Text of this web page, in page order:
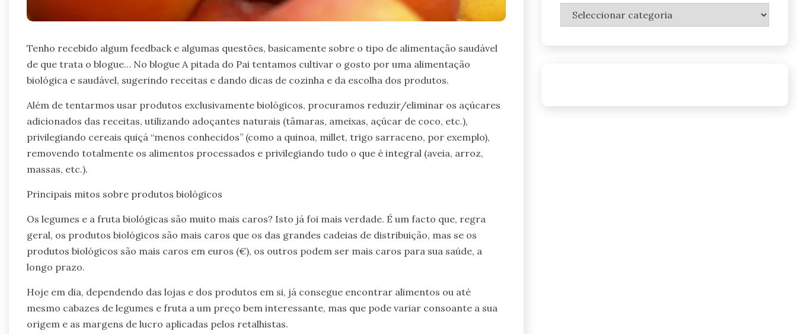
Tenho recebido algum feedback e algumas questões, basicamente sobre o tipo de alimentação saudável
de que trata o blogue… No blogue A pitada do Pai tentamos cultivar o gosto por uma alimentação
biológica e saudável, sugerindo receitas e dando dicas de cozinha e da escolha dos produtos.
Além de tentarmos usar produtos exclusivamente biológicos, procuramos reduzir/eliminar os açúcares
adicionados das receitas, utilizando adoçantes naturais (tâmaras, ameixas, açúcar de coco, etc.),
privilegiando cereais quiçá “menos conhecidos” (como a quinoa, millet, trigo sarraceno, por exemplo),
removendo totalmente os alimentos processados e privilegiando tudo o que é integral (aveia, arroz,
massas, etc.).
Principais mitos sobre produtos biológicos
Os legumes e a fruta biológicas são muito mais caros? Isto já foi mais verdade. É um facto que, regra
geral, os produtos biológicos são mais caros que os das grandes cadeias de distribuição, mas se os
produtos biológicos são mais caros em euros (€), os outros podem ser mais caros para sua saúde, a
longo prazo.
Hoje em dia, dependendo das lojas e dos produtos em si, já consegue encontrar alimentos ou até
mesmo cabazes de legumes e fruta a um preço bem interessante, mas que pode variar consoante a sua
origem e as margens de lucro aplicadas pelos retalhistas.
Categorias